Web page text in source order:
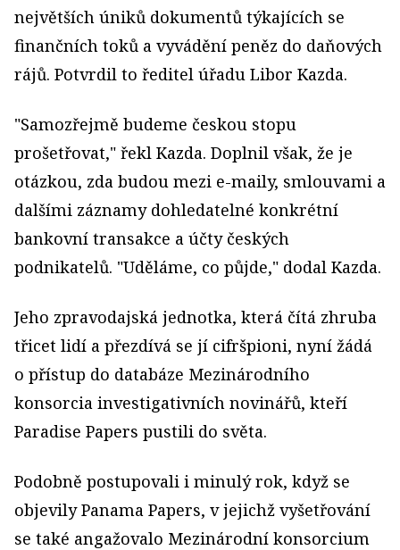
největších úniků dokumentů týkajících se
finančních toků a vyvádění peněz do daňových
rájů. Potvrdil to ředitel úřadu Libor Kazda.
"Samozřejmě budeme českou stopu
prošetřovat," řekl Kazda. Doplnil však, že je
otázkou, zda budou mezi e-maily, smlouvami a
dalšími záznamy dohledatelné konkrétní
bankovní transakce a účty českých
podnikatelů. "Uděláme, co půjde," dodal Kazda.
Jeho zpravodajská jednotka, která čítá zhruba
třicet lidí a přezdívá se jí cifršpioni, nyní žádá
o přístup do databáze Mezinárodního
konsorcia investigativních novinářů, kteří
Paradise Papers pustili do světa.
Podobně postupovali i minulý rok, když se
objevily Panama Papers, v jejichž vyšetřování
se také angažovalo Mezinárodní konsorcium